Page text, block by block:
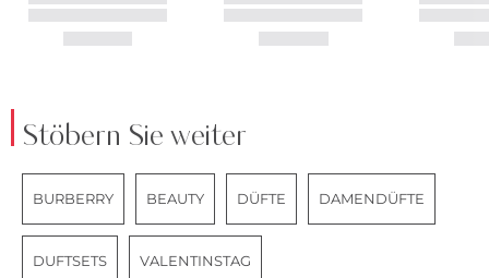
Stöbern Sie weiter
BURBERRY BEAUTY DÜFTE DAMENDÜFTE
DUFTSETS VALENTINSTAG